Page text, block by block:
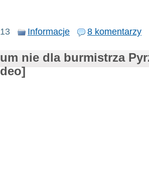
Informacje 8 komentarzy
nie dla burmistrza